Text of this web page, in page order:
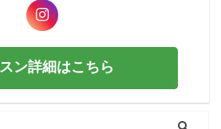
ン詳細はこちら